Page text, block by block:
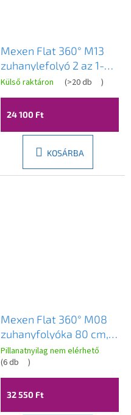
Mexen Flat 360° M13
zuhanylefolyó 2 az 1-
ben, 50 cm, matt arany,
1A10050-40
Külső raktáron (>20 db )
24 100 Ft
KOSÁRBA
Mexen Flat 360° M08
zuhanyfolyóka 80 cm,
matt arany, 1A25080-
40
Pillanatnyilag nem elérhető
(6 db )
32 550 Ft